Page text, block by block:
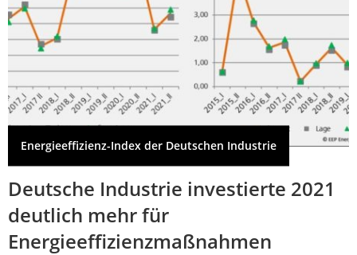
Energieeffizienz-Index der Deutschen Industrie
Deutsche Industrie investierte 2021
deutlich mehr für
Energieeffizienzmaßnahmen